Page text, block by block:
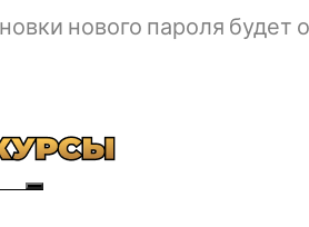
нового пароля